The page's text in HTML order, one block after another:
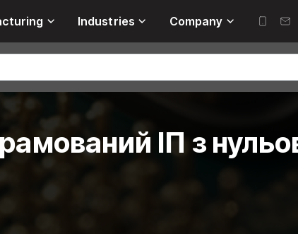
Industries Company
ІП з